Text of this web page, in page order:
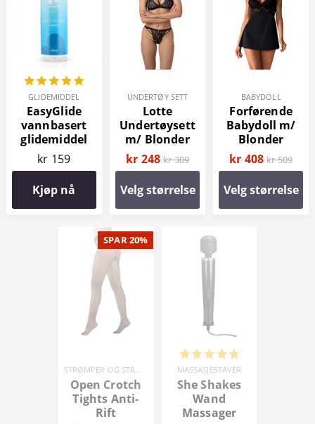
GLIDEMIDDEL
EasyGlide
vannbasert
glidemiddel
150 ml
kr 159
Kjøp nå
UNDERTØY SETT
Lotte
Undertøysett
m/ Blonder
kr 248 kr 309
Velg størrelse
BABYDOLL
Forførende
Babydoll m/
Blonder
kr 408 kr 509
Velg størrelse
SPAR 20%
STRØMPER OG STRØMPEBUKSER
Open Crotch
Tights Anti-
Rift
MASSASJESTAVER
She Shakes
Wand
Massager